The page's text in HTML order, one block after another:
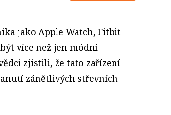
jako Apple Watch, Fitbit
více než jen módní
zjistili, že tato zařízení
zánětlivých střevních